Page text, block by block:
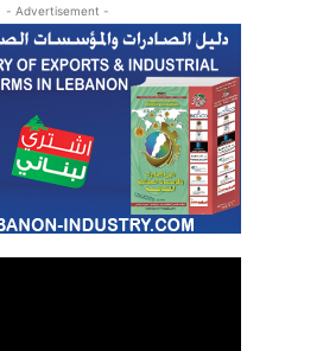
- Advertisement -